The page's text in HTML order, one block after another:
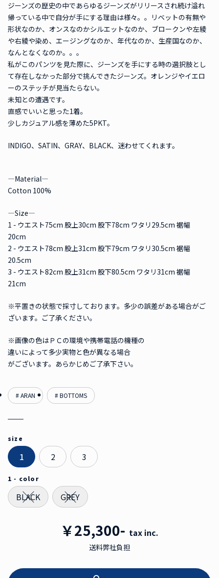
ジーンズの歴史の中であらゆるジーンズがリリースされ続け溢れ
帰っている中で自分が手にする理由は様々。。リベットの有無や
形状なのか、オンスなのかシルエットなのか、ブロークンや左綾
や右綾や染め、エージングなのか、年代なのか、生産国なのか、
なんとなくなのか。。。
私がこのパンツを見た際に、ジーンズを手にする時の選択肢とし
て存在しなかった部分で挑んできたジーンズ。オレンジやイエロ
ーのステッチが見当たらない。
未知との遭遇です。
直感でいいと思った1着。
少しカジュアル感を薄めた5PKT。
INDIGO、SATIN、GRAY、BLACK、迷わせてくれます。
―Material―
Cotton 100%
―Size―
1 - ウエスト75cm 股上30cm 股下78cm ワタリ29.5cm 裾幅
20cm
2 - ウエスト78cm 股上31cm 股下79cm ワタリ30.5cm 裾幅
20.5cm
3 - ウエスト82cm 股上31cm 股下80.5cm ワタリ31cm 裾幅
21cm
※平置きの状態で採寸しております。多少の誤差がある場合がご
ざいます。ご了承ください。
※画像の色はＰＣの環境や携帯電話の機種の
違いによって多少実物と色が異なる場合
がございます。あらかじめご了承下さい。
# ARAN # BOTTOMS
size
1 2 3
1 - color
BLACK GREY
￥25,300- tax inc.
送料弊社負担